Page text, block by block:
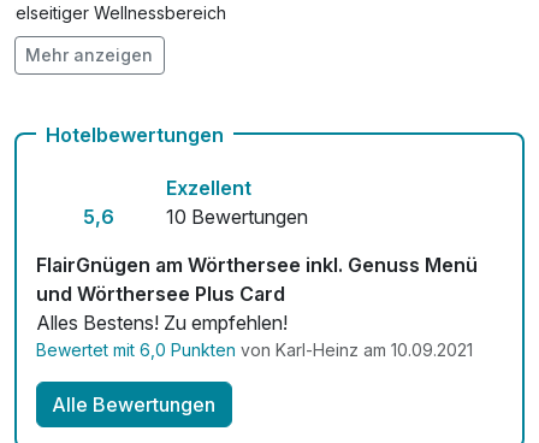
Vielseitiger Wellnessbereich
Hunde im Hotel erlaubt für 20,00 € pro Stück / Nacht
Kostenloses W-LAN
Zimmerservice verfügbar
Mit Hotelbar
Mehr anzeigen
Hotelbewertungen
5,6
Exzellent
10 Bewertungen
FlairGnügen am Wörthersee inkl. Genuss Menü
und Wörthersee Plus Card
Alles Bestens! Zu empfehlen!
Bewertet mit 6,0 Punkten von Karl-Heinz am 10.09.2021
Alle Bewertungen